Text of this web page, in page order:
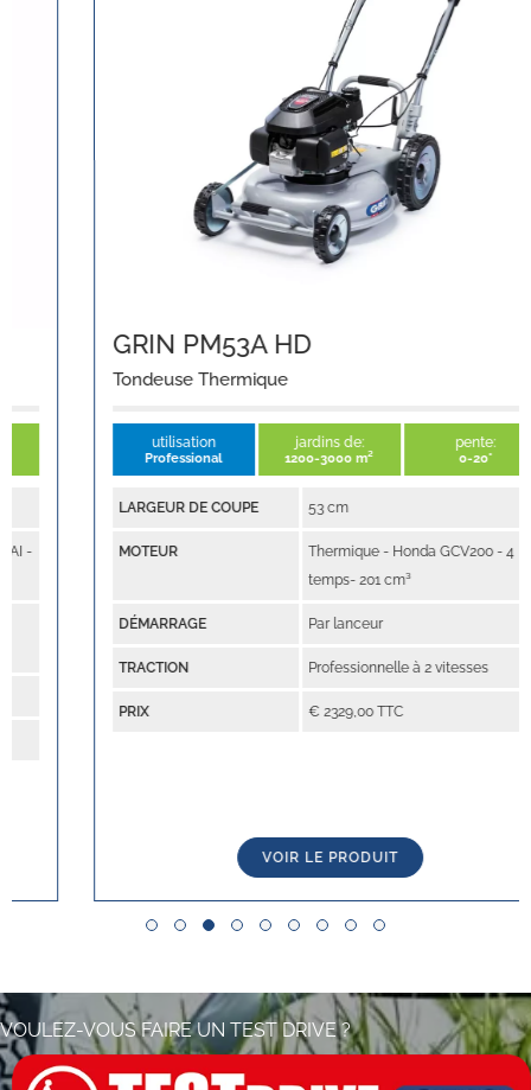
GRIN PM53A HD
Tondeuse Thermique
Professional
jardins de:
1200-3000 m²
LARGEUR DE COUPE 53 cm
Thermique - Honda GCV200 - 4
temps- 201 cm³
DÉMARRAGE Par lanceur
TRACTION Professionnelle à 2 vitesses
€ 2329,00 TTC
VOIR LE PRODUIT
VOULEZ-VOUS FAIRE UN TEST DRIVE ?